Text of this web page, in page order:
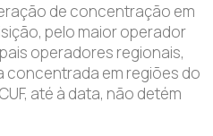
de concentração em
pelo maior operador
operadores regionais,
concentrada em regiões do
até à data, não detém